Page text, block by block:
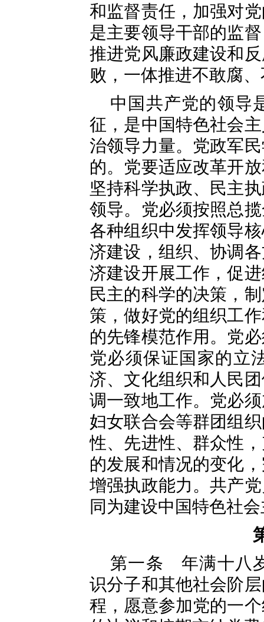
和监督责任，加强对
是主要领导干部的监
推进党风廉政建设和
败，一体推进不敢腐
中国共产党的领导
征，是中国特色社会
治领导力量。党政军
的。党要适应改革开
坚持科学执政、民主
领导。党必须按照总
各种组织中发挥领导
济建设，组织、协调
济建设开展工作，促
民主的科学的决策，
策，做好党的组织工
的先锋模范作用。党
党必须保证国家的立
济、文化组织和人民
调一致地工作。党必
妇女联合会等群团组
性、先进性、群众性
的发展和情况的变化
增强执政能力。共产
同为建设中国特色社
第一条 年满十八
识分子和其他社会阶
程，愿意参加党的一